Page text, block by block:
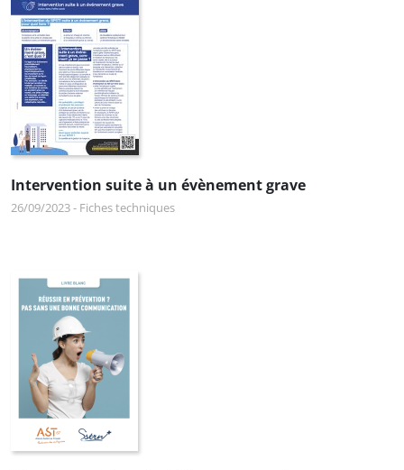
Intervention suite à un évènement grave
26/09/2023- Fiches techniques